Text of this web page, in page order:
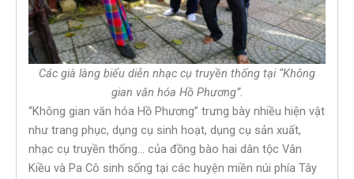
Các già làng biểu diễn nhạc cụ truyền thống tại “Không
gian văn hóa Hồ Phương”.
“Không gian văn hóa Hồ Phương” trưng bày nhiều hiện vật
như trang phục, dụng cụ sinh hoạt, dụng cụ sản xuất,
nhạc cụ truyền thống… của đồng bào hai dân tộc Vân
Kiều và Pa Cô sinh sống tại các huyện miền núi phía Tây